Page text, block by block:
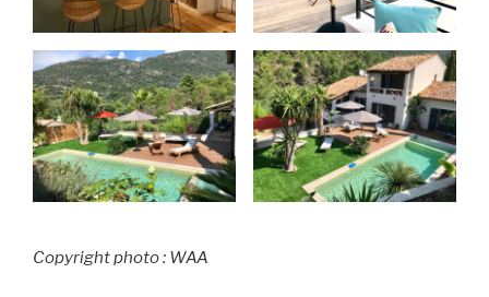
Copyright photo : WAA